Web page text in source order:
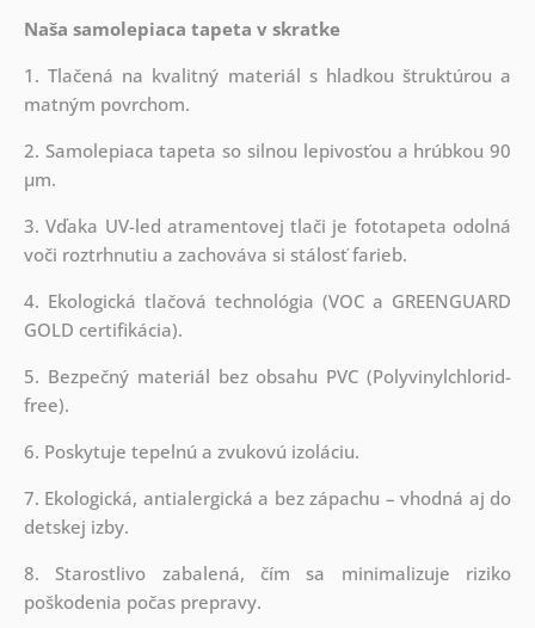
Naša samolepiaca tapeta v skratke
1. Tlačená na kvalitný materiál s hladkou štruktúrou a
matným povrchom.
2. Samolepiaca tapeta so silnou lepivosťou a hrúbkou 90
µm.
3. Vďaka UV-led atramentovej tlači je fototapeta odolná
voči roztrhnutiu a zachováva si stálosť farieb.
4. Ekologická tlačová technológia (VOC a GREENGUARD
GOLD certifikácia).
5. Bezpečný materiál bez obsahu PVC (Polyvinylchlorid-
free).
6. Poskytuje tepelnú a zvukovú izoláciu.
7. Ekologická, antialergická a bez zápachu – vhodná aj do
detskej izby.
8. Starostlivo zabalená, čím sa minimalizuje riziko
poškodenia počas prepravy.